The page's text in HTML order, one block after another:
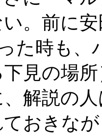
。前に
た時も、
下見の場
解説の
ておきな